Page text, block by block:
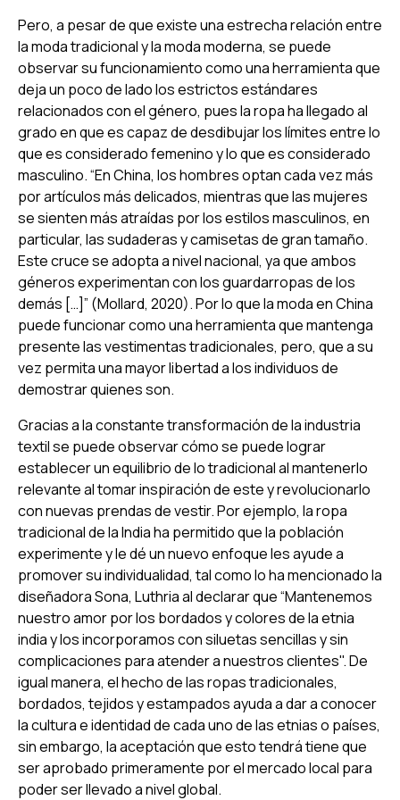
Pero, a pesar de que existe una estrecha relación entre
la moda tradicional y la moda moderna, se puede
observar su funcionamiento como una herramienta que
deja un poco de lado los estrictos estándares
relacionados con el género, pues la ropa ha llegado al
grado en que es capaz de desdibujar los límites entre lo
que es considerado femenino y lo que es considerado
masculino. “En China, los hombres optan cada vez más
por artículos más delicados, mientras que las mujeres
se sienten más atraídas por los estilos masculinos, en
particular, las sudaderas y camisetas de gran tamaño.
Este cruce se adopta a nivel nacional, ya que ambos
géneros experimentan con los guardarropas de los
demás […]” (Mollard, 2020). Por lo que la moda en China
puede funcionar como una herramienta que mantenga
presente las vestimentas tradicionales, pero, que a su
vez permita una mayor libertad a los individuos de
demostrar quienes son.
Gracias a la constante transformación de la industria
textil se puede observar cómo se puede lograr
establecer un equilibrio de lo tradicional al mantenerlo
relevante al tomar inspiración de este y revolucionarlo
con nuevas prendas de vestir. Por ejemplo, la ropa
tradicional de la India ha permitido que la población
experimente y le dé un nuevo enfoque les ayude a
promover su individualidad, tal como lo ha mencionado la
diseñadora Sona, Luthria al declarar que “Mantenemos
nuestro amor por los bordados y colores de la etnia
india y los incorporamos con siluetas sencillas y sin
complicaciones para atender a nuestros clientes". De
igual manera, el hecho de las ropas tradicionales,
bordados, tejidos y estampados ayuda a dar a conocer
la cultura e identidad de cada uno de las etnias o países,
sin embargo, la aceptación que esto tendrá tiene que
ser aprobado primeramente por el mercado local para
poder ser llevado a nivel global.